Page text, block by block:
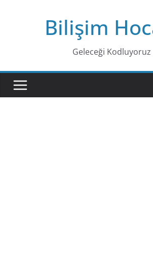
Bilişim
Geleceği Kodluyoruz